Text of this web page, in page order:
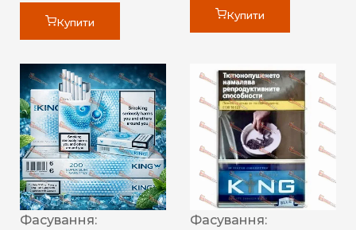
Купити
Купити
Фасування:
Фасування: